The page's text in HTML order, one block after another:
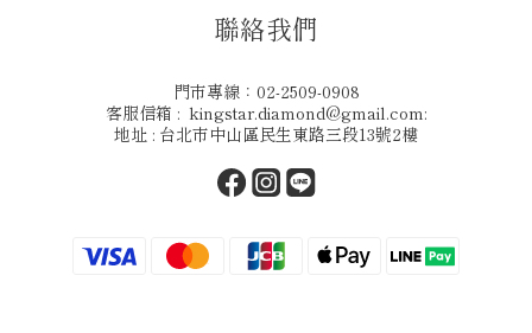
聯絡我們
門市專線：02-2509-0908
客服信箱 : kingstar.diamond@gmail.com:
地址 : 台北市中山區民生東路三段13號2樓